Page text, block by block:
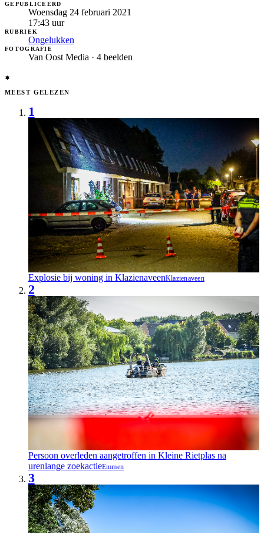
GEPUBLICEERD
Woensdag 24 februari 2021
17:43 uur
RUBRIEK
Ongelukken
FOTOGRAFIE
Van Oost Media · 4 beelden
MEEST GELEZEN
1
Explosie bij woning in KlazienaveenKlazienaveen
2
Persoon overleden aangetroffen in Kleine Rietplas na
urenlange zoekactieEmmen
3